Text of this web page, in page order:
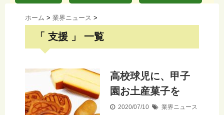
ホーム > 業界ニュース >
「 支援 」 一覧
高校球児に、甲子
園お土産菓子を
2020/07/10
業界ニュース